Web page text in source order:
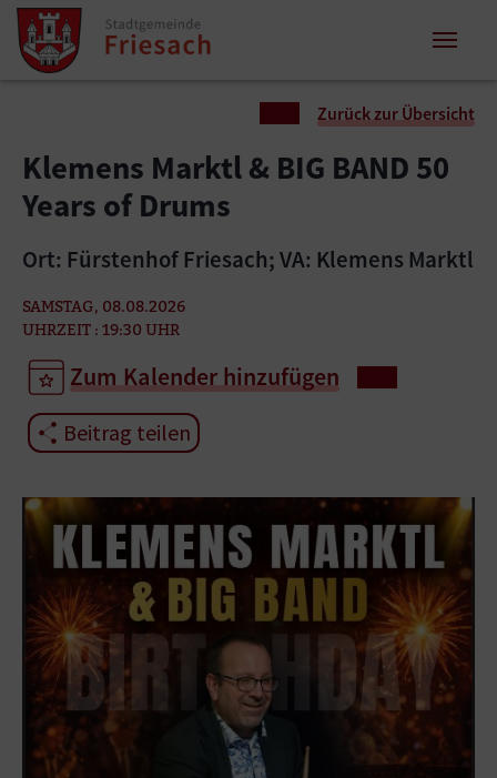
Zum Inhalt springen
Zum Seitenende springen
Zurück zur Übersicht
Klemens Marktl & BIG BAND 50
Years of Drums
Ort: Fürstenhof Friesach; VA: Klemens Marktl
SAMSTAG, 08.08.2026
UHRZEIT : 19:30 UHR
Zum Kalender hinzufügen
Beitrag teilen